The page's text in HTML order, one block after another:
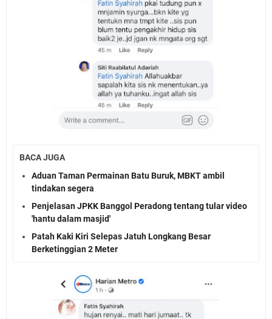
BACA JUGA
Aduan Taman Permainan Batu Buruk, MBKT ambil
tindakan segera
Penjelasan JPKK Banggol Peradong tentang tular video
'hantu dalam masjid'
Patah Kaki Kiri Selepas Jatuh Longkang Besar
Berketinggian 2 Meter